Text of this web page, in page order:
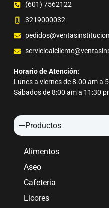
(601) 7562122
3219000032
Horario de Atención:
Lunes a viernes de 8.00 am a
Sábados de 8:00 am a 11:30
Productos
Alimentos
Aseo
Cafeteria
Licores